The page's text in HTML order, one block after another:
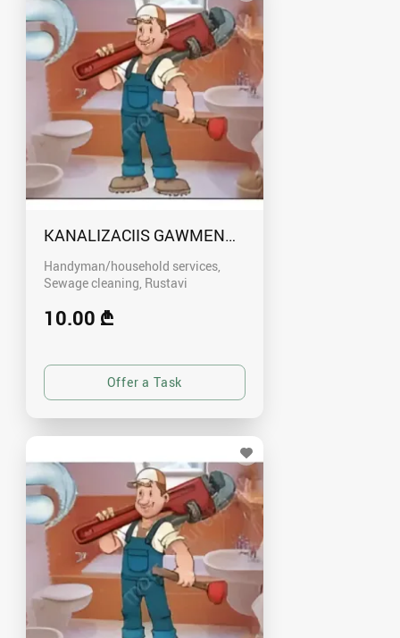
KANALIZACIIS GAWMENDA RUSTAVSHI -
Handyman/household services,
Sewage cleaning Rustavi
10.00 ₾